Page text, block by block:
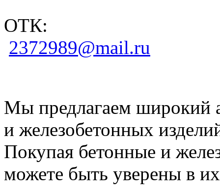
ОТК:
2372989@mail.ru
Мы предлагаем широкий
и железобетонных
Покупая бетонные и
можете быть уверены в их